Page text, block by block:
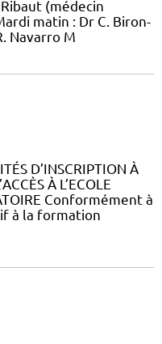
(médecin
matin : Dr C. Biron-
Navarro M
D’INSCRIPTION À
À L’ECOLE
Conformément à
à la formation